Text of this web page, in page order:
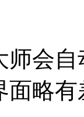
师会
面略